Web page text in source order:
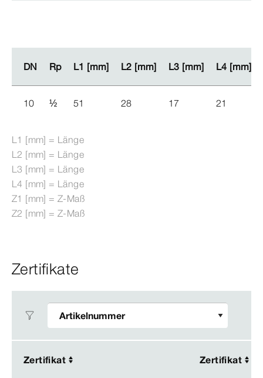
DN Rp L1 [mm] L2 [mm] L3 [mm] L4 [mm]
DN Rp L1 [mm] L2 [mm] L3 [mm] L4 [mm]
10 ½ 51 28 17 21
L1 [mm] = Länge
L2 [mm] = Länge
L3 [mm] = Länge
L4 [mm] = Länge
Z1 [mm] = Z-​Maß
Z2 [mm] = Z-​Maß
Zertifikate
Zertifikat Zertifikat
Zertifikat Zertifikat